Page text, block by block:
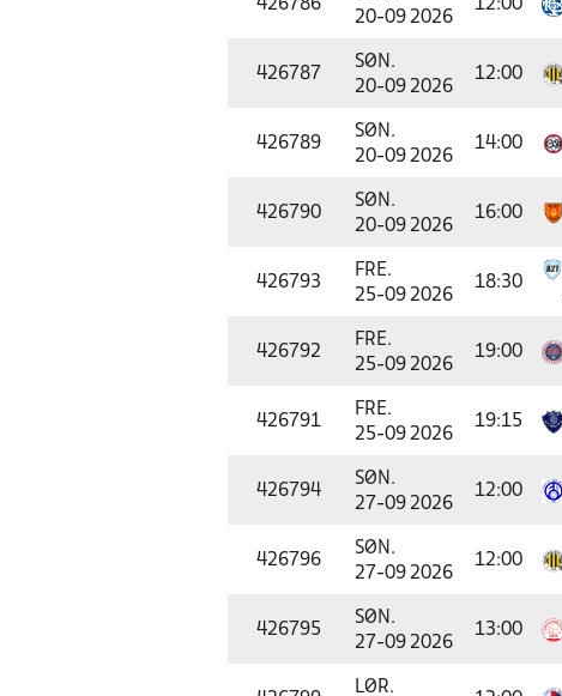
426786
20-09 2026
12:00
426787
SØN.
20-09 2026
12:00
426789
SØN.
20-09 2026
14:00
426790
SØN.
20-09 2026
16:00
426793
FRE.
25-09 2026
18:30
426792
FRE.
25-09 2026
19:00
426791
FRE.
25-09 2026
19:15
426794
SØN.
27-09 2026
12:00
426796
SØN.
27-09 2026
12:00
426795
SØN.
27-09 2026
13:00
LØR.